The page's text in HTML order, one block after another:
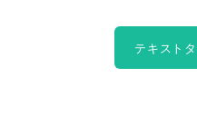
テキスト